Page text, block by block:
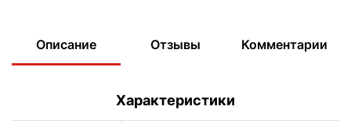
Описание Отзывы Комментарии
Характеристики